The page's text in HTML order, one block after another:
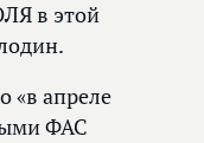
в этой
«в апреле
ФАС